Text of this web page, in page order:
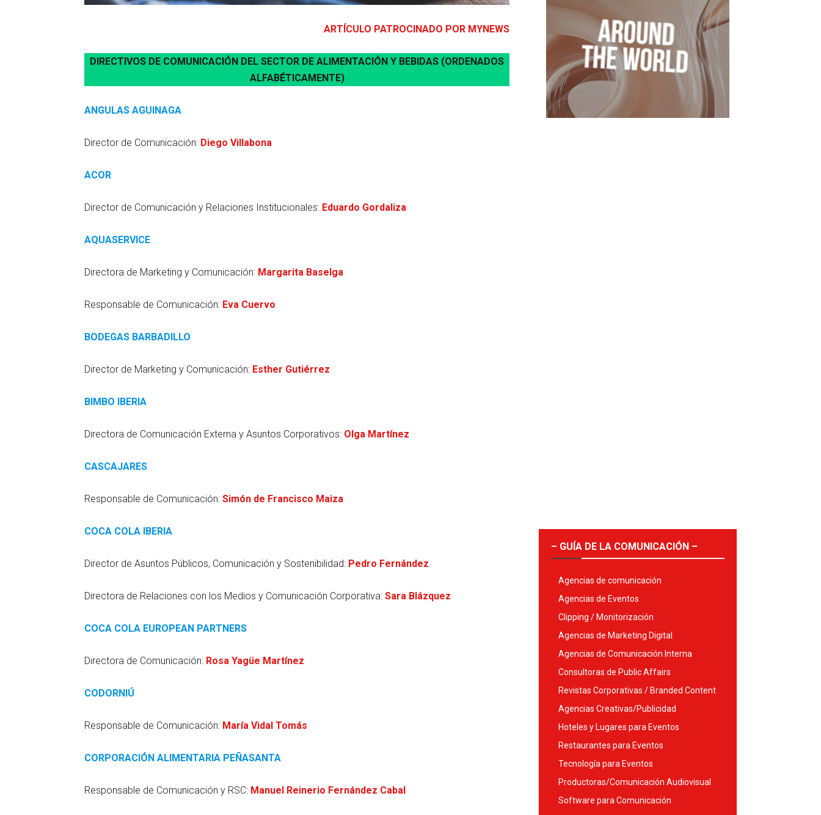
ARTÍCULO PATROCINADO POR MYNEWS
DIRECTIVOS DE COMUNICACIÓN DEL SECTOR DE ALIMENTACIÓN Y BEBIDAS (ORDENADOS
ALFABÉTICAMENTE)
ANGULAS AGUINAGA
Director de Comunicación: Diego Villabona
ACOR
Director de Comunicación y Relaciones Institucionales: Eduardo Gordaliza
AQUASERVICE
Directora de Marketing y Comunicación: Margarita Baselga
Responsable de Comunicación: Eva Cuervo
BODEGAS BARBADILLO
Director de Marketing y Comunicación: Esther Gutiérrez
BIMBO IBERIA
Directora de Comunicación Externa y Asuntos Corporativos: Olga Martínez
CASCAJARES
Responsable de Comunicación: Simón de Francisco Maiza
COCA COLA IBERIA
Director de Asuntos Públicos, Comunicación y Sostenibilidad: Pedro Fernández
Directora de Relaciones con los Medios y Comunicación Corporativa: Sara Blázquez
COCA COLA EUROPEAN PARTNERS
Directora de Comunicación: Rosa Yagüe Martínez
CODORNIÚ
Responsable de Comunicación: María Vidal Tomás
CORPORACIÓN ALIMENTARIA PEÑASANTA
Responsable de Comunicación y RSC: Manuel Reinerio Fernández Cabal
– GUÍA DE LA COMUNICACIÓN –
Agencias de comunicación
Agencias de Eventos
Clipping / Monitorización
Agencias de Marketing Digital
Agencias de Comunicación Interna
Consultoras de Public Affairs
Revistas Corporativas / Branded Content
Agencias Creativas/Publicidad
Hoteles y Lugares para Eventos
Restaurantes para Eventos
Tecnología para Eventos
Productoras/Comunicación Audiovisual
Software para Comunicación